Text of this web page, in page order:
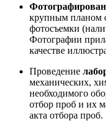
крупным планом
фотосъемки
Фотографии
качестве
Проведение
механических,
необходимого
отбор проб и их
акта отбора проб.